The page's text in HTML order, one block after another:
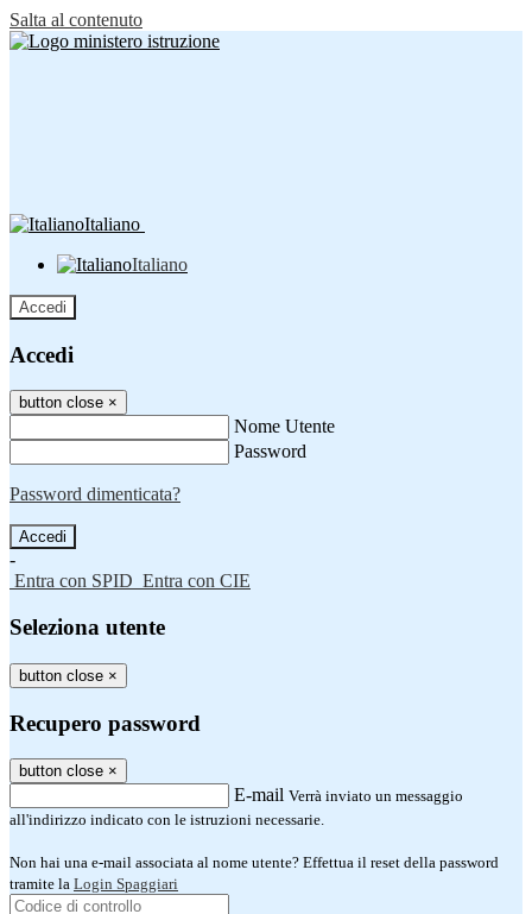
Salta al contenuto
Italiano
Italiano
Accedi
Accedi
button close ×
Nome Utente
Password
Password dimenticata?
-
Entra con SPID Entra con CIE
Seleziona utente
button close ×
Recupero password
button close ×
E-mail Verrà inviato un messaggio
all'indirizzo indicato con le istruzioni necessarie.
Non hai una e-mail associata al nome utente? Effettua il reset della password
tramite la Login Spaggiari